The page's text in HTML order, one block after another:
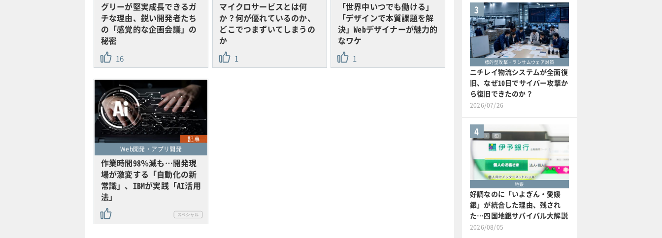
グリーが堅実成長できるガ
チな理由、鋭い開発者たち
の「感覚的な企画会議」の
秘密
16
マイクロサービスとは何
か？何が優れているのか、
どこでつまずいてしまうの
か
1
「世界中いつでも働ける」
「デザインで本質課題を解
決」Webデザイナーが魅力的
なワケ
1
記事
Web開発・アプリ開発
作業時間98％減も…開発現
場が激変する「自動化の新
常識」、IBMが実践「AI活用
法」
3
標的型攻撃・ランサムウェア対策
ニチレイ物流システムが全面復
旧、なぜ10日でサイバー攻撃か
ら復旧できたのか？
2026/07/26
4
地銀
好調なのに「いよぎん・愛媛
銀」が統合した理由、残され
た…四国地銀サバイバル大解説
2026/08/05